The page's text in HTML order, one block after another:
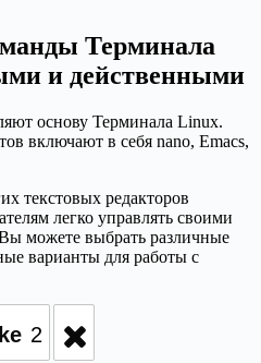
Терминала
и действенными
основу Терминала Linux.
включают в себя nano, Emacs,
текстовых редакторов
легко управлять своими
можете выбрать различные
варианты для работы с
2